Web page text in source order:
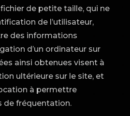
de petite taille, qui ne
de l’utilisateur,
des informations
d’un ordinateur sur
ainsi obtenues visent à
ultérieure sur le site, et
à permettre
de fréquentation.